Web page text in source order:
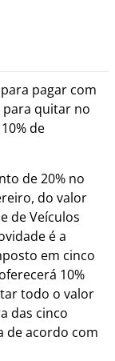
pagar com
para quitar no
de
de 20% no
do valor
de Veículos
é a
em cinco
10%
todo o valor
das cinco
de acordo com